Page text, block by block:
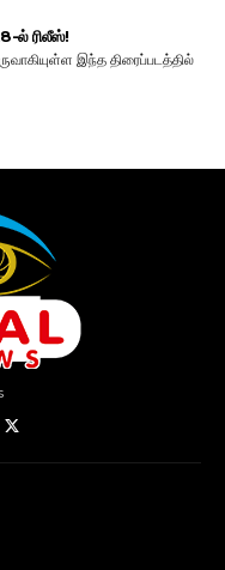
ல் ரிலீஸ்!
இந்த திரைப்படத்தில்